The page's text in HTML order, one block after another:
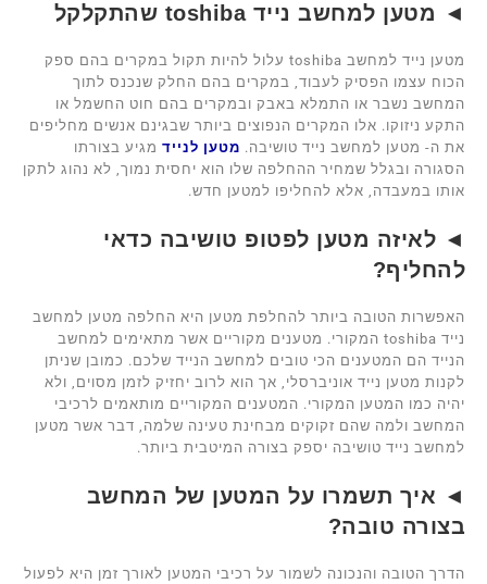
◄ מטען למחשב נייד toshiba שהתקלקל
מטען נייד למחשב toshiba עלול להיות תקול במקרים בהם ספק
הכוח עצמו הפסיק לעבוד, במקרים בהם החלק שנכנס לתוך
המחשב נשבר או התמלא באבק ובמקרים בהם חוט החשמל או
התקע ניזוקו. אלו המקרים הנפוצים ביותר שבגינם אנשים מחליפים
את ה- מטען למחשב נייד טושיבה. מטען לנייד מגיע בצורתו
הסגורה ובגלל שמחיר ההחלפה שלו הוא יחסית נמוך, לא נהוג לתקן
אותו במעבדה, אלא להחליפו למטען חדש.
◄ לאיזה מטען לפטופ טושיבה כדאי
להחליף?
האפשרות הטובה ביותר להחלפת מטען היא החלפה מטען למחשב
נייד toshiba המקורי. מטענים מקוריים אשר מתאימים למחשב
הנייד הם המטענים הכי טובים למחשב הנייד שלכם. כמובן שניתן
לקנות מטען נייד אוניברסלי, אך הוא לרוב יחזיק לזמן מסוים, ולא
יהיה כמו המטען המקורי. המטענים המקוריים מותאמים לרכיבי
המחשב ולמה שהם זקוקים מבחינת טעינה שלמה, דבר אשר מטען
למחשב נייד טושיבה יספק בצורה המיטבית ביותר.
◄ איך תשמרו על המטען של המחשב
בצורה טובה?
הדרך הטובה והנכונה לשמור על רכיבי המטען לאורך זמן היא לפעול